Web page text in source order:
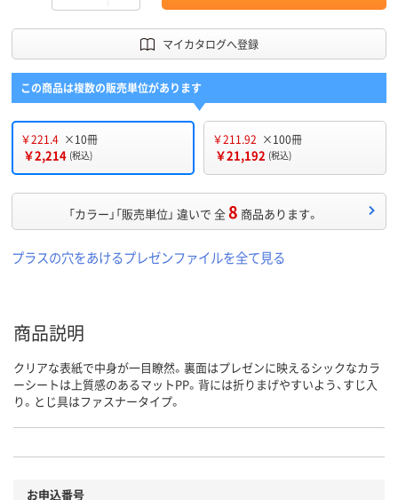
マイカタログへ登録
この商品は複数の販売単位があります
￥221.4 ×10冊
￥2,214 (税込)
￥211.92 ×100冊
￥21,192 (税込)
「カラー」「販売単位」 違いで 全8 商品あります。
プラスの穴をあけるプレゼンファイルを全て見る
商品説明
クリアな表紙で中身が一目瞭然。裏面はプレゼンに映えるシックなカラ
ーシートは上質感のあるマットPP。背には折りまげやすいよう、すじ入
り。とじ具はファスナータイプ。
お申込番号